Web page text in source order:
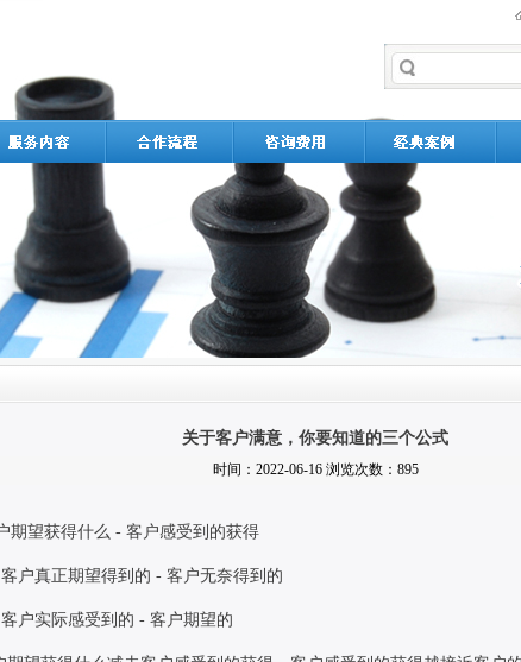
关于客户满意，你要知道的三个公式
时间：2022-06-16 浏览次数：895
期望获得什么 - 客户感受到的获得
客户真正期望得到的 - 客户无奈得到的
客户实际感受到的 - 客户期望的